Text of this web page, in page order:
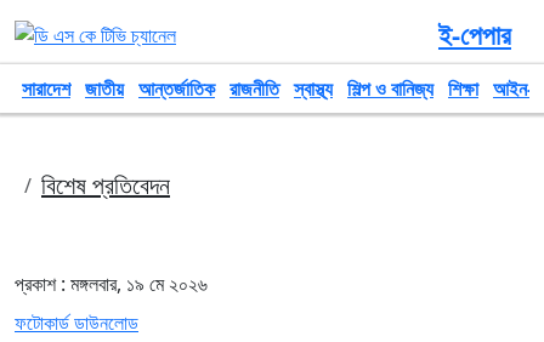
ই-পেপার
সারাদেশ জাতীয় আন্তর্জাতিক রাজনীতি স্বাস্থ্য শিল্প ও বানিজ্য শিক্ষা আইন-
বিশেষ প্রতিবেদন
প্রকাশ : মঙ্গলবার, ১৯ মে ২০২৬
ফটোকার্ড ডাউনলোড